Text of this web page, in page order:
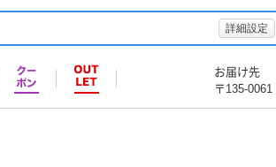
詳細設定
お届け先
〒135-0061